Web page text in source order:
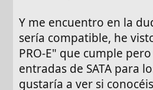
Y me encuentro en la
sería compatible, he
PRO-E" que cumple
entradas de SATA para
gustaría a ver si